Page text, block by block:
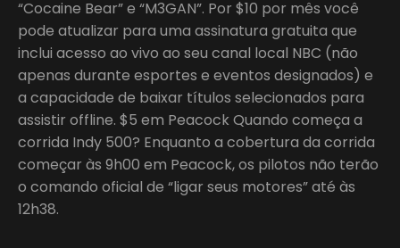
“Cocaine Bear” e “M3GAN”. Por $10 por mês você
pode atualizar para uma assinatura gratuita que
inclui acesso ao vivo ao seu canal local NBC (não
apenas durante esportes e eventos designados) e
a capacidade de baixar títulos selecionados para
assistir offline. $5 em Peacock Quando começa a
corrida Indy 500? Enquanto a cobertura da corrida
começar às 9h00 em Peacock, os pilotos não terão
o comando oficial de “ligar seus motores” até às
12h38.